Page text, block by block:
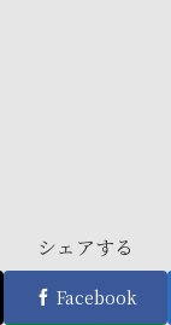
シェアする
Facebook